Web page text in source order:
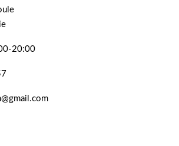
20:00